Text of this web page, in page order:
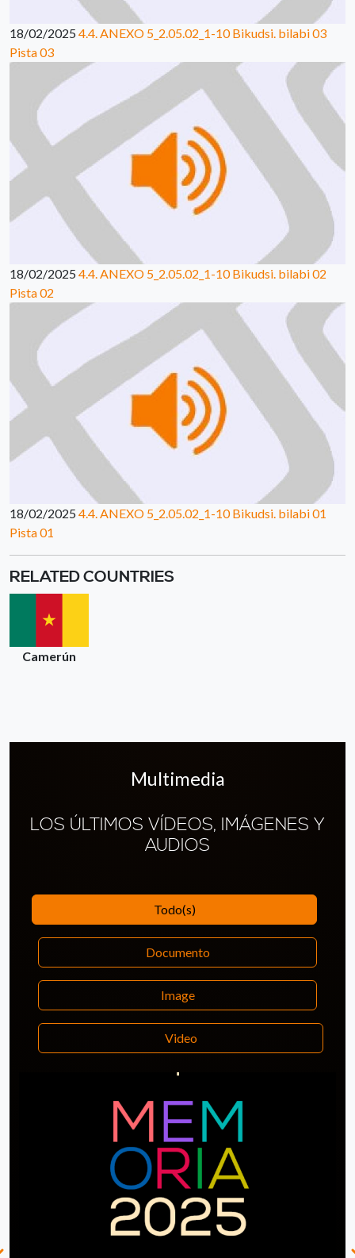
18/02/20254.4. ANEXO 5_2.05.02_1-10 Bikudsi. bilabi 03
Pista 03
18/02/20254.4. ANEXO 5_2.05.02_1-10 Bikudsi. bilabi 02
Pista 02
18/02/20254.4. ANEXO 5_2.05.02_1-10 Bikudsi. bilabi 01
Pista 01
RELATED COUNTRIES
Camerún
Multimedia
LOS ÚLTIMOS VÍDEOS, IMÁGENES Y
AUDIOS
Todo(s)
Documento
Image
Video